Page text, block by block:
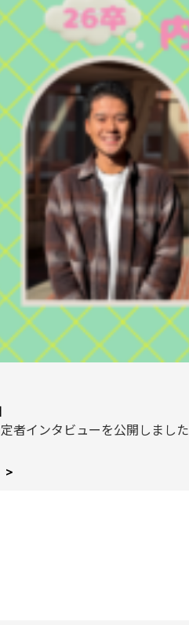
者インタビューを公開しました